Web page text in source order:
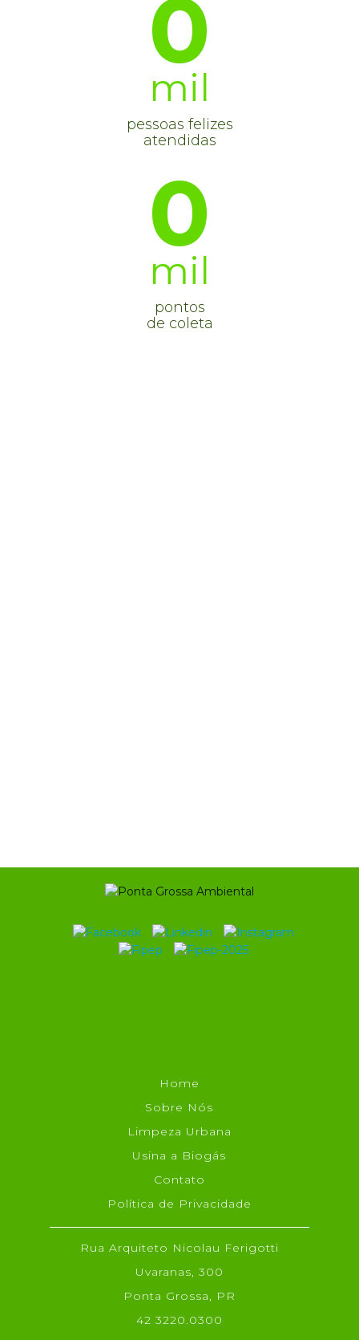
0
mil
pessoas felizes
atendidas
0
mil
pontos
de coleta
Home
Sobre Nós
Limpeza Urbana
Usina a Biogás
Contato
Política de Privacidade
Rua Arquiteto Nicolau Ferigotti
Uvaranas, 300
Ponta Grossa, PR
42 3220.0300